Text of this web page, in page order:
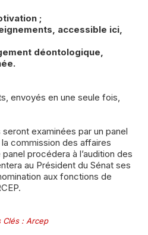
;
accessible ici,
déontologique,
envoyés en une seule fois,
examinées par un panel
commission des affaires
procédera à l’audition des
au Président du Sénat ses
aux fonctions de
Clés: Arcep